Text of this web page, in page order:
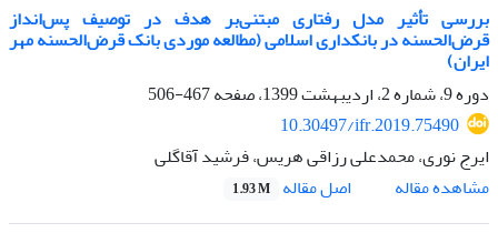
بررسی تأثیر مدل رفتاری مبتنی‌بر هدف در توصیف پس‌انداز
قرض‌الحسنه در بانکداری اسلامی (مطالعه موردی بانک قرض‌الحسنه مهر
ایران)
دوره 9، شماره 2، اردیبهشت 1399، صفحه
467-506
10.30497/ifr.2019.75490
ایرج نوری، محمدعلی رزاقی هریس، فرشید آقاگلی
مشاهده مقاله
اصل مقاله 1.93 M